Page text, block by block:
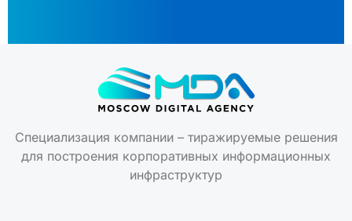
Специализация компании – тиражируемые решения
для построения корпоративных информационных
инфраструктур